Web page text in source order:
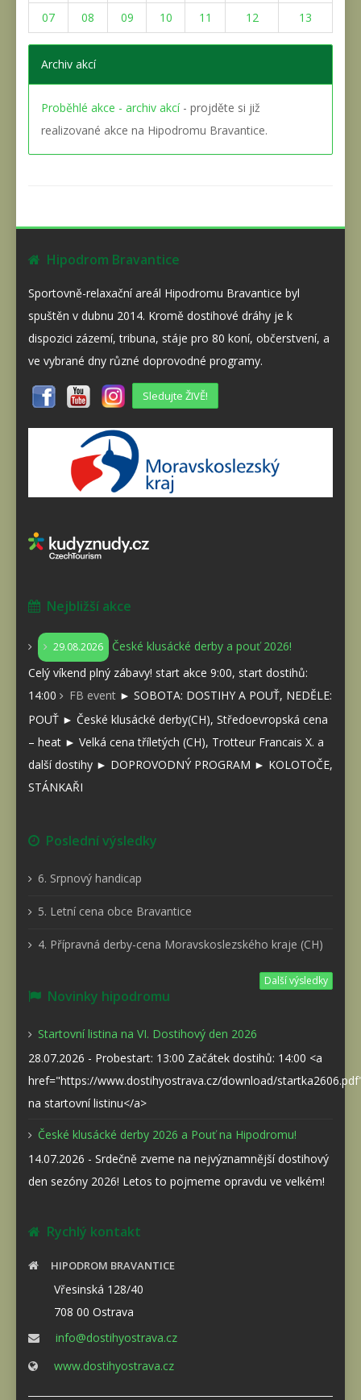
07 08 09 10 11 12 13
Archiv akcí
Proběhlé akce - archiv akcí- projděte si již
realizované akce na Hipodromu Bravantice.
Hipodrom Bravantice
Sportovně-relaxační areál Hipodromu Bravantice byl
spuštěn v dubnu 2014. Kromě dostihové dráhy je k
dispozici zázemí, tribuna, stáje pro 80 koní, občerstvení, a
ve vybrané dny různé doprovodné programy.
Sledujte ŽIVĚ!
Nejbližší akce
29.08.2026
České klusácké derby a pouť 2026!
Celý víkend plný zábavy! start akce 9:00, start dostihů:
14:00
FB event ► SOBOTA: DOSTIHY A POUŤ, NEDĚLE:
POUŤ ► České klusácké derby(CH), Středoevropská cena
– heat ► Velká cena tříletých (CH), Trotteur Francais X. a
další dostihy ► DOPROVODNÝ PROGRAM ► KOLOTOČE,
STÁNKAŘI
Poslední výsledky
6. Srpnový handicap
5. Letní cena obce Bravantice
4. Přípravná derby-cena Moravskoslezského kraje (CH)
Další výsledky
Novinky hipodromu
Startovní listina na VI. Dostihový den 2026
28.07.2026 - Probestart: 13:00 Začátek dostihů: 14:00 <a
href="https://www.dostihyostrava.cz/download/
na startovní listinu</a>
České klusácké derby 2026 a Pouť na Hipodromu!
14.07.2026 - Srdečně zveme na nejvýznamnější dostihový
den sezóny 2026! Letos to pojmeme opravdu ve velkém!
Rychlý kontakt
HIPODROM BRAVANTICE
Vřesinská 128/40
708 00 Ostrava
info@dostihyostrava.cz
www.dostihyostrava.cz